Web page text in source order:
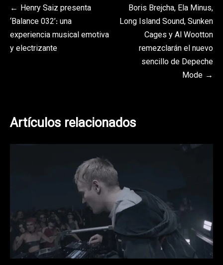
Navegación
de
entradas
Henry Saiz presenta
‘Balance 032’: una
experiencia musical emotiva
y electrizante
Boris Brejcha, Ela Minus,
Long Island Sound, Sunken
Cages y Al Wootton
remezclarán el nuevo
sencillo de Depeche
Mode
Artículos relacionados